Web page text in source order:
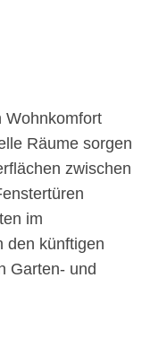
Wohnkomfort
Räume sorgen
zwischen
im
den künftigen
Garten- und